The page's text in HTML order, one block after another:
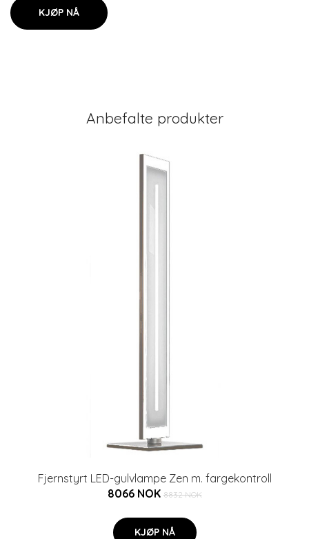
KJØP NÅ
Anbefalte produkter
Fjernstyrt LED-gulvlampe Zen m. fargekontroll
8066 NOK 8832 NOK
KJØP NÅ